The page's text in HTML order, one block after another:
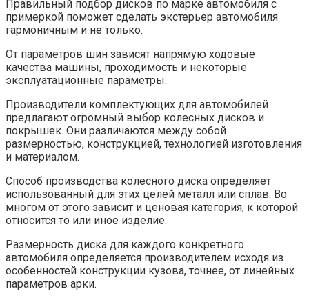
Правильный подбор дисков по марке автомобиля с
примеркой поможет сделать экстерьер автомобиля
гармоничным и не только.
От параметров шин зависят напрямую ходовые
качества машины, проходимость и некоторые
эксплуатационные параметры.
Производители комплектующих для автомобилей
предлагают огромный выбор колесных дисков и
покрышек. Они различаются между собой
размерностью, конструкцией, технологией изготовления
и материалом.
Способ производства колесного диска определяет
использованный для этих целей металл или сплав. Во
многом от этого зависит и ценовая категория, к которой
относится то или иное изделие.
Размерность диска для каждого конкретного
автомобиля определяется производителем исходя из
особенностей конструкции кузова, точнее, от линейных
параметров арки.